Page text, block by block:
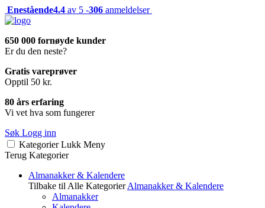
Enestående4.4 av 5 -306 anmeldelser
650 000 fornøyde kunder
Er du den neste?
Gratis vareprøver
Opptil 50 kr.
80 års erfaring
Vi vet hva som fungerer
Søk Logg inn
Kategorier Lukk Meny
Terug Kategorier
Almanakker & Kalendere
Tilbake til Alle Kategorier Almanakker & Kalendere
Almanakker